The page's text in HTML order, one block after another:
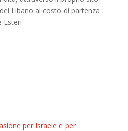
Libano al costo di partenza
Esteri
per Israele e per